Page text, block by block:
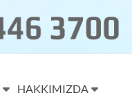
HAKKIMIZDA